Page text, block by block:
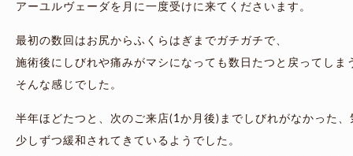
アーユルヴェーダを月に一度受けに来てくださいます。
最初の数回はお尻からふくらはぎまでガチガチで、
施術後にしびれや痛みがマシになっても数日たつと戻ってしま
そんな感じでした。
半年ほどたつと、次のご来店(1か月後)までしびれがなかった
少しずつ緩和されてきているようでした。